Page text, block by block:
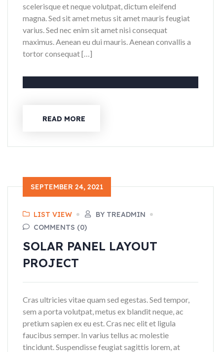
scelerisque et neque volutpat, dictum eleifend
magna. Sed sit amet metus sit amet mauris feugiat
varius. Sed nec enim sit amet nisi consequat
maximus. Aenean eu dui mauris. Aenean convallis a
tortor consequat […]
READ MORE
SEPTEMBER 24, 2021
LIST VIEW
BY TREADMIN
COMMENTS (0)
SOLAR PANEL LAYOUT
PROJECT
Cras ultricies vitae quam sed egestas. Sed tempor,
sem a porta volutpat, metus ex blandit neque, ac
pretium sapien ex eu est. Cras nec elit et ligula
faucibus semper. In varius tellus ac molestie
tincidunt. Suspendisse feugiat sagittis lorem, at